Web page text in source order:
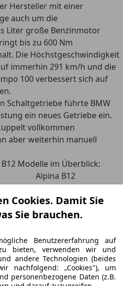
Hersteller mit einer
auch um die
Liter große Benzinmotor
bis zu 600 Nm
Die Höchstgeschwindigkeit
immerhin 291 km/h und die
100 verbessert sich auf
Schaltgetriebe führte BMW
ein neues Getriebe ein.
vollkommen
aber weiterhin manuell
Modelle im Überblick:
Alpina B12
2001
- 316 kW / 349 - 430 PS
Nm
6,9 s
Schaltgetriebe /6-Gang-
Cookies. Damit Sie
Sie brauchen.
Benutzererfahrung auf
bieten, verwenden wir und
andere Technologien (beides
nachfolgend: „Cookies"), um
personenbezogene Daten (z.B.